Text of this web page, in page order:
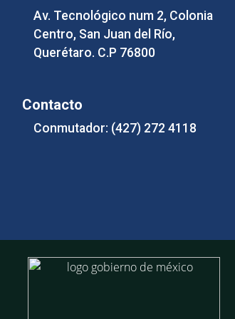
Av. Tecnológico num 2, Colonia
Centro, San Juan del Río,
Querétaro. C.P 76800
Contacto
Conmutador: (427) 272 4118